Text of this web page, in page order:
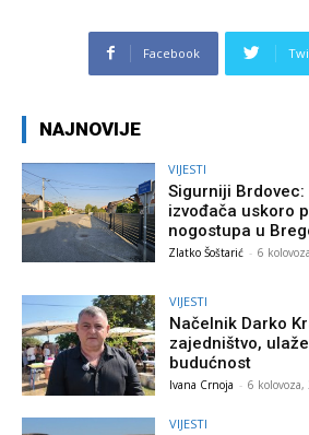
Facebook
NAJNOVIJE
VIJESTI
Sigurniji
izvođača uskoro
nogostupa u
Zlatko Šoštarić - 6
VIJESTI
Načelnik Darko
zajedništvo,
budućnost
Ivana Crnoja - 6 kolovoza,
VIJESTI